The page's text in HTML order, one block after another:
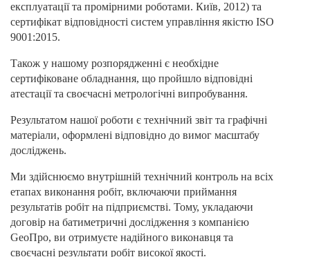
експлуатації та промірними роботами. Київ, 2012) та
сертифікат відповідності систем управління якістю ISO
9001:2015.
Також у нашому розпорядженні є необхідне
сертифіковане обладнання, що пройшло відповідні
атестації та своєчасні метрологічні випробування.
Результатом нашої роботи є технічний звіт та графічні
матеріали, оформлені відповідно до вимог масштабу
досліджень.
Ми здійснюємо внутрішній технічний контроль на всіх
етапах виконання робіт, включаючи приймання
результатів робіт на підприємстві. Тому, укладаючи
договір на батиметричні дослідження з компанією
GeoПро, ви отримуєте надійного виконавця та
своєчасні результати робіт високої якості.